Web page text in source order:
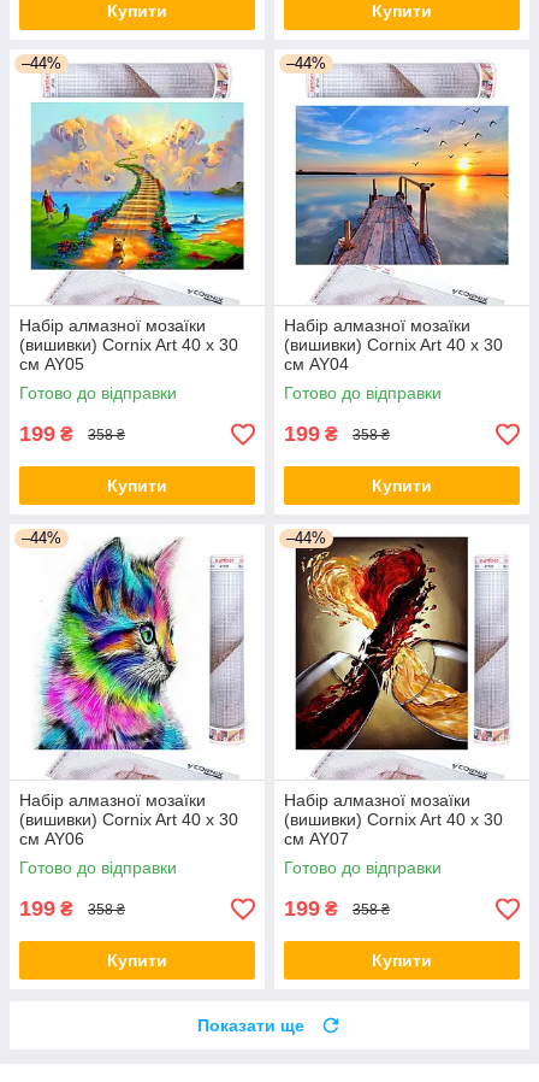
Купити Купити
–44%
Набір алмазної мозаїки
(вишивки) Cornix Art 40 x 30
см AY05
Готово до відправки
199 ₴ 358 ₴
Купити
–44%
Набір алмазної мозаїки
(вишивки) Cornix Art 40 x 30
см AY04
Готово до відправки
199 ₴ 358 ₴
Купити
–44%
Набір алмазної мозаїки
(вишивки) Cornix Art 40 x 30
см AY06
Готово до відправки
199 ₴ 358 ₴
Купити
–44%
Набір алмазної мозаїки
(вишивки) Cornix Art 40 x 30
см AY07
Готово до відправки
199 ₴ 358 ₴
Купити
Показати ще